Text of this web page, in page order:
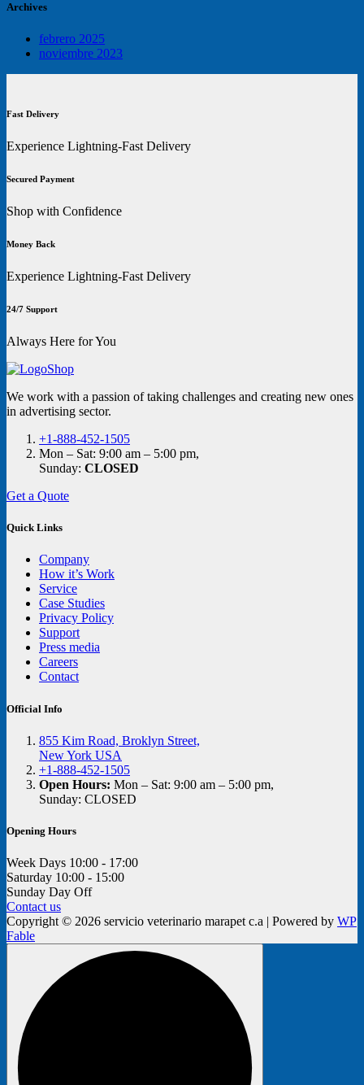
Archives
febrero 2025
noviembre 2023
Fast Delivery
Experience Lightning-Fast Delivery
Secured Payment
Shop with Confidence
Money Back
Experience Lightning-Fast Delivery
24/7 Support
Always Here for You
We work with a passion of taking challenges and creating new ones
in advertising sector.
+1-888-452-1505
Mon – Sat: 9:00 am – 5:00 pm,
Sunday: CLOSED
Get a Quote
Quick Links
Company
How it’s Work
Service
Case Studies
Privacy Policy
Support
Press media
Careers
Contact
Official Info
855 Kim Road, Broklyn Street,
New York USA
+1-888-452-1505
Open Hours: Mon – Sat: 9:00 am – 5:00 pm,
Sunday: CLOSED
Opening Hours
Week Days 10:00 - 17:00
Saturday 10:00 - 15:00
Sunday Day Off
Contact us
Copyright © 2026 servicio veterinario marapet c.a | Powered by WP
Fable